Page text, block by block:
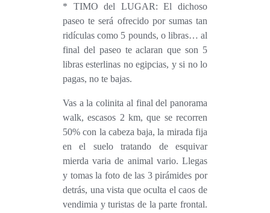
* TIMO del LUGAR: El dichoso
paseo te será ofrecido por sumas tan
ridículas como 5 pounds, o libras… al
final del paseo te aclaran que son 5
libras esterlinas no egipcias, y si no lo
pagas, no te bajas.
Vas a la colinita al final del panorama
walk, escasos 2 km, que se recorren
50% con la cabeza baja, la mirada fija
en el suelo tratando de esquivar
mierda varia de animal vario. Llegas
y tomas la foto de las 3 pirámides por
detrás, una vista que oculta el caos de
vendimia y turistas de la parte frontal.